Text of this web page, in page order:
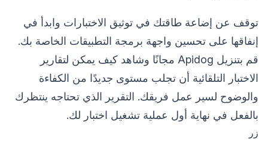
توقف عن إضاعة طاقتك في توثيق الاختبارات وابدأ في
إنفاقها على تحسين واجهة برمجة التطبيقات الخاصة بك.
قم بتنزيل Apidog مجانًا وشاهد كيف يمكن لتقارير
الاختبار التلقائية أن تجلب مستوى جديدًا من الكفاءة
والوضوح لسير عمل فريقك. التقرير الذي تحتاجه ينتظرك
بالفعل في نهاية أول عملية تشغيل اختبار لك.
زر